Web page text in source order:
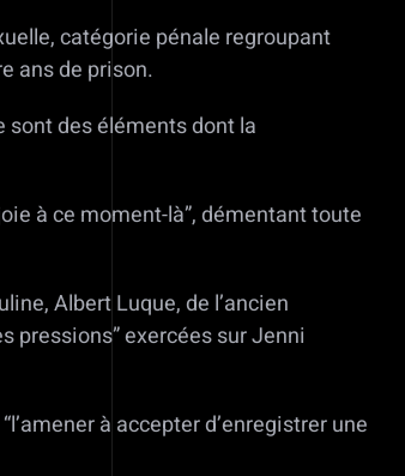
catégorie pénale regroupant
ans de prison.
sont des éléments dont la
à ce moment-là”, démentant toute
Albert Luque, de l’ancien
pressions” exercées sur Jenni
à accepter d’enregistrer une